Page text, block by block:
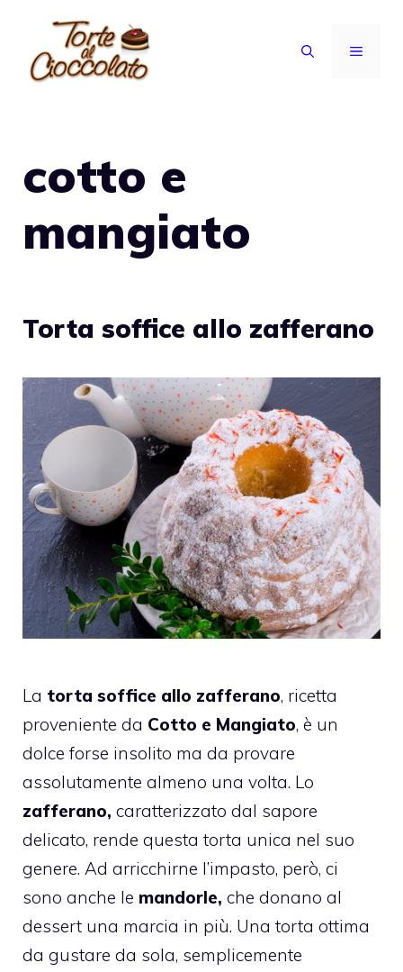
contenuto
MENU
cotto e
mangiato
Torta soffice allo zafferano
La torta soffice allo zafferano, ricetta
proveniente da Cotto e Mangiato, è un
dolce forse insolito ma da provare
assolutamente almeno una volta. Lo
zafferano, caratterizzato dal sapore
delicato, rende questa torta unica nel suo
genere. Ad arricchirne l’impasto, però, ci
sono anche le mandorle, che donano al
dessert una marcia in più. Una torta ottima
da gustare da sola, semplicemente